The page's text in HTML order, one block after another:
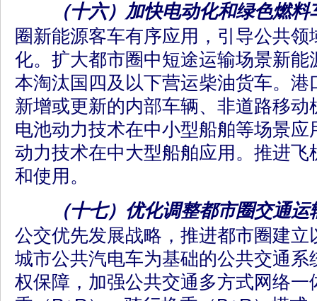
（十六）加快电动化和绿色燃
圈新能源客车有序应用，引导公共
化。扩大都市圈中短途运输场景新能
本淘汰国四及以下营运柴油货车。港
新增或更新的内部车辆、非道路移
电池动力技术在中小型船舶等场景
动力技术在中大型船舶应用。推进飞
和使用。
（十七）优化调整都市圈交通运
公交优先发展战略，推进都市圈建立
城市公共汽电车为基础的公共交通系
权保障，加强公共交通多方式网络一